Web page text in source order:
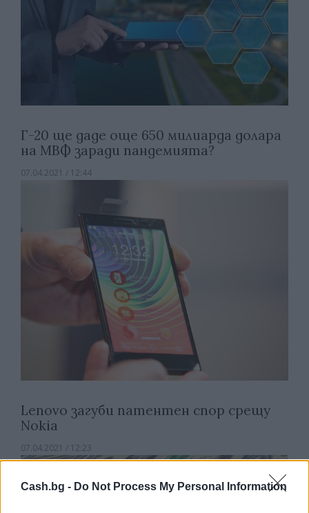
Cash.bg - Do Not Process My Personal Information
Г-20 ще даде още 650 милиарда долара
на МВФ заради пандемията?
07.04.2021 / 12:44
Lenovo загуби патентен спор срещу
Nokia
07.04.2021 / 12:23